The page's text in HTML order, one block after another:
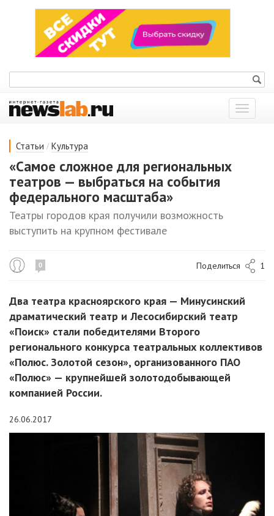
Показать
меню
Статьи / Культура
«Самое сложное для региональных
театров — выбраться на события
федерального масштаба»
Театры городов края получили возможность
выступить на крупном фестивале
0 Поделиться 1
Два театра красноярского края — Минусинский
драматический театр и Лесосибирский театр
«Поиск» стали победителями Второго
регионального конкурса театральных коллективов
«Полюс. Золотой сезон», организованного ПАО
«Полюс» — крупнейшей золотодобывающей
компанией России.
26.06.2017